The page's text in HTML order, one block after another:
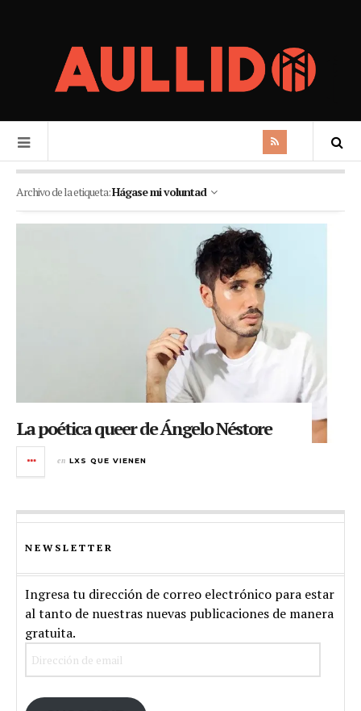
Archivo de la etiqueta:Hágase mi voluntad
La poética queer de Ángelo Néstore
en LXS QUE VIENEN
NEWSLETTER
Ingresa tu dirección de correo electrónico para estar
al tanto de nuestras nuevas publicaciones de manera
gratuita.